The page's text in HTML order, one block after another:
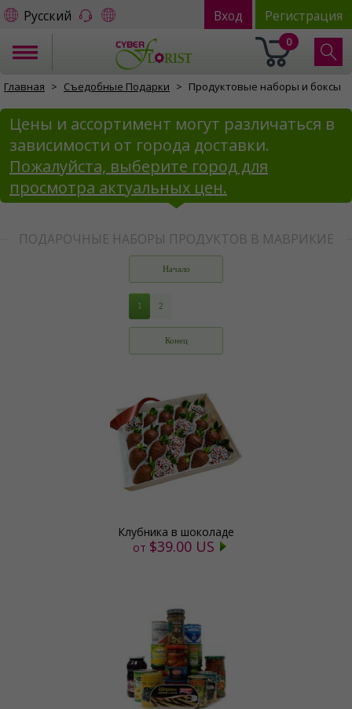
Русский Вход Регистрация
0
Главная Съедобные Подарки Продуктовые наборы и боксы
Цены и ассортимент могут различаться в
зависимости от города доставки.
Пожалуйста, выберите город для
просмотра актуальных цен.
ПОДАРОЧНЫЕ НАБОРЫ ПРОДУКТОВ В МАВРИКИЕ
Начало
1 2
Конец
Клубника в шоколаде
от $39.00 US